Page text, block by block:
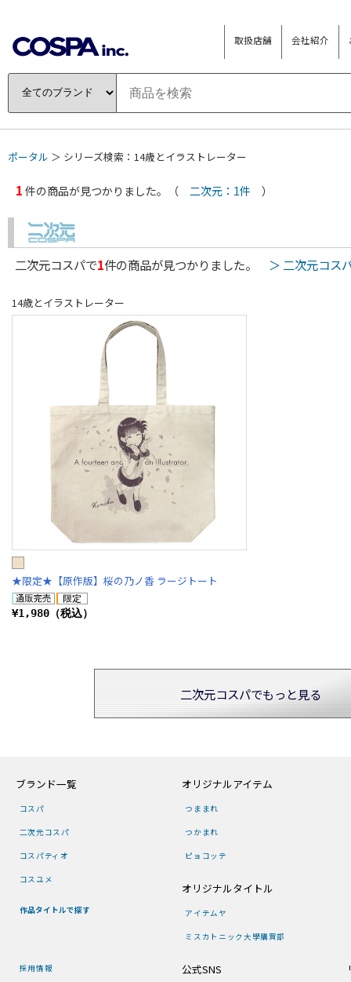
取扱店舗 会社紹介
ポータル ＞ シリーズ検索：14歳とイラストレーター
1 件の商品が見つかりました。（ 二次元：1件 ）
二次元コスパで1件の商品が見つかりました。 ＞ 二次元コス
14歳とイラストレーター
★限定★【原作版】桜の乃ノ香 ラージトート
¥1,980（税込）
二次元コスパでもっと見る
ブランド一覧
コスパ
二次元コスパ
コスパティオ
コスユメ
作品タイトルで探す
オリジナルアイテム
つままれ
つかまれ
ピョコッテ
オリジナルタイトル
アイテムヤ
ミスカトニック大學購買部
採用情報
公式SNS